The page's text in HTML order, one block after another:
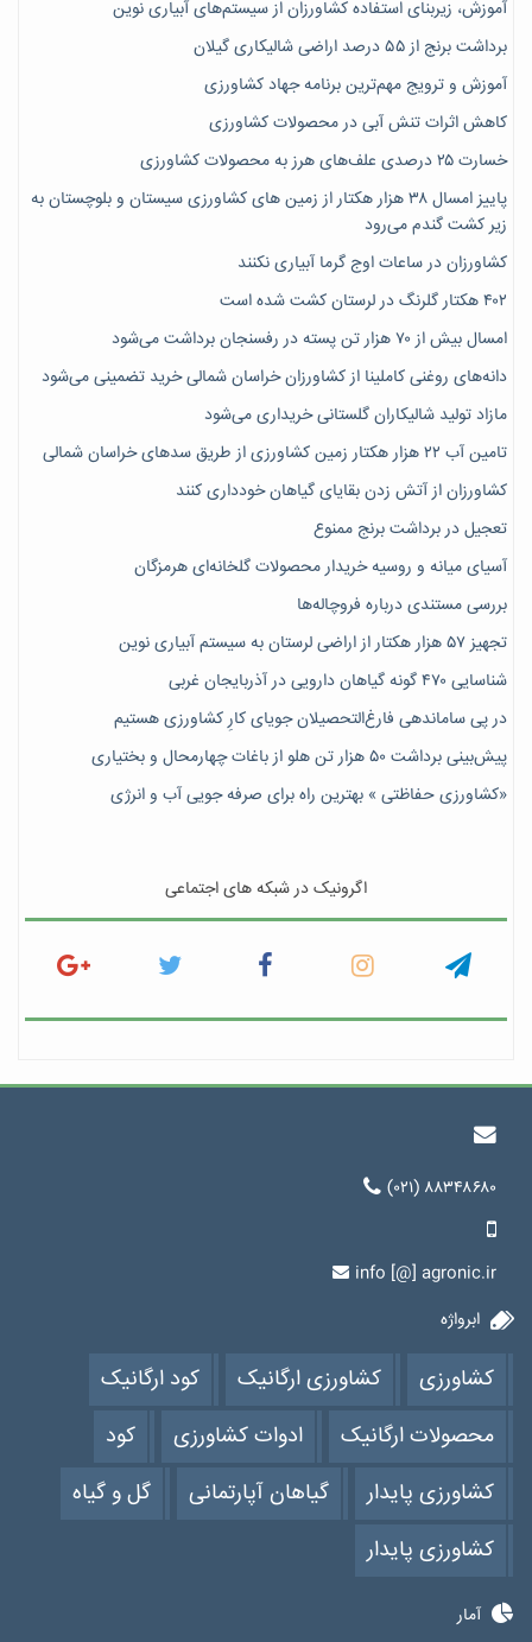
آموزش، زیربنای استفاده کشاورزان از سیستم‌های آبیاری نوین
برداشت برنج از ۵۵ درصد اراضی شالیکاری گیلان
آموزش و ترویج مهم‌ترین برنامه جهاد کشاورزی
کاهش اثرات تنش آبی در محصولات کشاورزی
خسارت ۲۵ درصدی علف‌های هرز به محصولات کشاورزی
پاییز امسال ۳۸ هزار هکتار از زمین های کشاورزی سیستان و بلوچستان به
زیر کشت گندم می‌رود
کشاورزان در ساعات اوج گرما آبیاری نکنند
۴۰۲ هکتار گلرنگ در لرستان کشت شده است
امسال بیش از ۷۰ هزار تن پسته در رفسنجان برداشت می‌شود
دانه‌های روغنی کاملینا از کشاورزان خراسان شمالی خرید تضمینی می‌شود
مازاد تولید شالیکاران گلستانی خریداری می‌شود
تامین آب ۲۲ هزار هکتار زمین کشاورزی از طریق سدهای خراسان شمالی
کشاورزان از آتش زدن بقایای گیاهان خودداری کنند
تعجیل در برداشت برنج ممنوع
آسیای میانه و روسیه خریدار محصولات گلخانه‌ای هرمزگان
بررسی مستندی درباره فروچاله‌ها
تجهیز ۵۷ هزار هکتار از اراضی لرستان به سیستم آبیاری نوین
شناسایی ۴۷٠ گونه گیاهان دارویی در آذربایجان غربی
در پی ساماندهی فارغ‌التحصیلان جویای کارِ کشاورزی هستیم
پیش‎‌بینی برداشت ۵۰ هزار تن هلو از باغات چهارمحال و بختیاری
«کشاورزی حفاظتی » بهترین راه برای صرفه جویی آب و انرژی
اگرونیک در شبکه های اجتماعی
(۰۲۱) ۸۸۳۴۸۶۸۰
info [@] agronic.ir
ابرواژه
کشاورزی کشاورزی ارگانیک
کود ارگانیک
محصولات ارگانیک
ادوات کشاورزی
کود
کشاورزی پایدار
گیاهان آپارتمانی
گل و گیاه
کشاورزی پایدار
آمار